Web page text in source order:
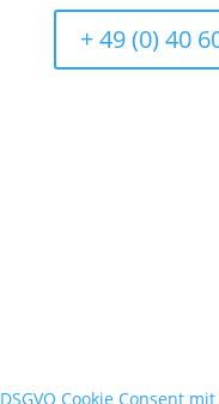
+ 49 (0) 40
DSGVO Cookie Consent